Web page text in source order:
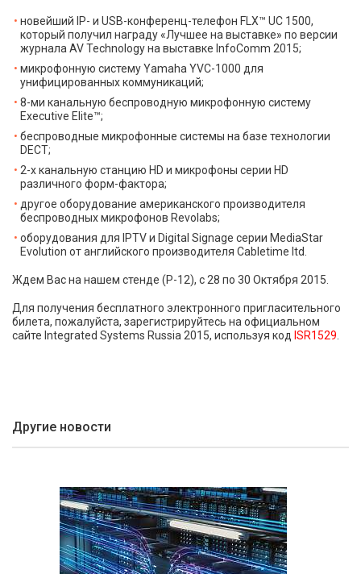
новейший IP- и USB-конференц-телефон FLX™ UC 1500,
который получил награду «Лучшее на выставке» по версии
журнала AV Technology на выставке InfoComm 2015;
микрофонную систему Yamaha YVC-1000 для
унифицированных коммуникаций;
8-ми канальную беспроводную микрофонную систему
Executive Elite™;
беспроводные микрофонные системы на базе технологии
DECT;
2-х канальную станцию HD и микрофоны серии HD
различного форм-фактора;
другое оборудование американского производителя
беспроводных микрофонов Revolabs;
оборудования для IPTV и Digital Signage серии MediaStar
Evolution от английского производителя Cabletime ltd.
Ждем Вас на нашем стенде (P-12), с 28 по 30 Октября 2015.
Для получения бесплатного электронного пригласительного
билета, пожалуйста, зарегистрируйтесь на официальном
сайте Integrated Systems Russia 2015, используя код ISR1529
Другие новости